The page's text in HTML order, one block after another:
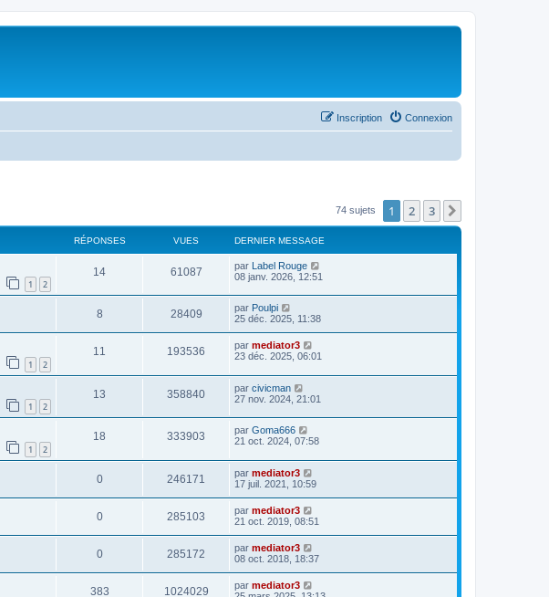
Connexion
Inscription
74 sujets 1 2 3
RÉPONSES VUES DERNIER MESSAGE
1 2
14 61087 par Label Rouge
08 janv. 2026, 12:51
8 28409 par Poulpi
25 déc. 2025, 11:38
1 2
11 193536 par mediator3
23 déc. 2025, 06:01
1 2
13 358840 par civicman
27 nov. 2024, 21:01
1 2
18 333903 par Goma666
21 oct. 2024, 07:58
0 246171 par mediator3
17 juil. 2021, 10:59
0 285103 par mediator3
21 oct. 2019, 08:51
0 285172 par mediator3
08 oct. 2018, 18:37
383 1024029 par mediator3